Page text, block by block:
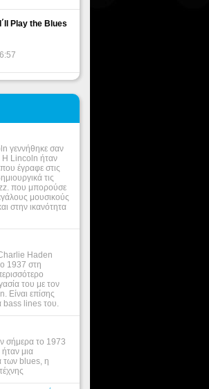
Play the Blues
γεννήθηκε σαν
Η Lincoln ήταν
έγραφε στις
τις
που μπορούσε
μουσικούς
στην ικανότητα
Haden
1937 στη
του με τον
Είναι επίσης
bass lines του.
σήμερα το 1973
μια
των blues, η